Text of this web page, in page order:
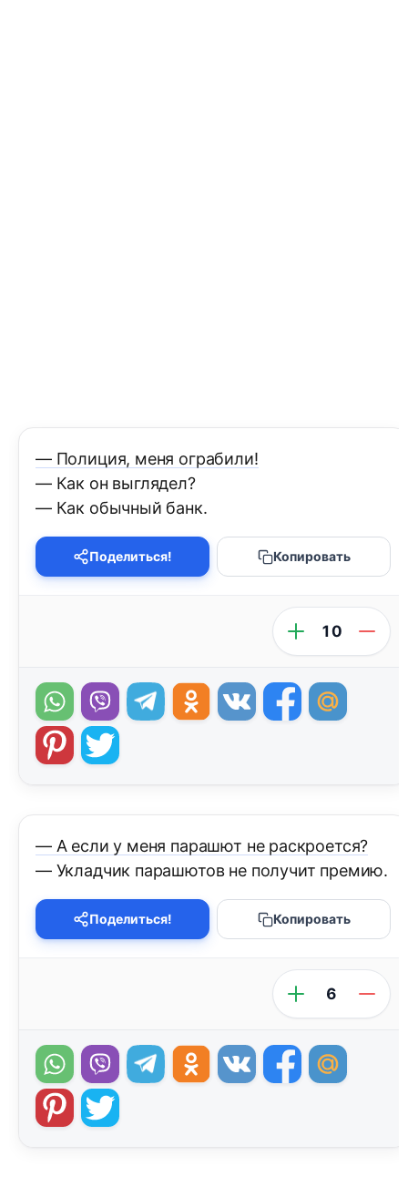
— Полиция, меня ограбили!
— Как он выглядел?
— Как обычный банк.
Поделиться! Копировать
10
— А если у меня парашют не раскроется?
— Укладчик парашютов не получит премию.
Поделиться! Копировать
6